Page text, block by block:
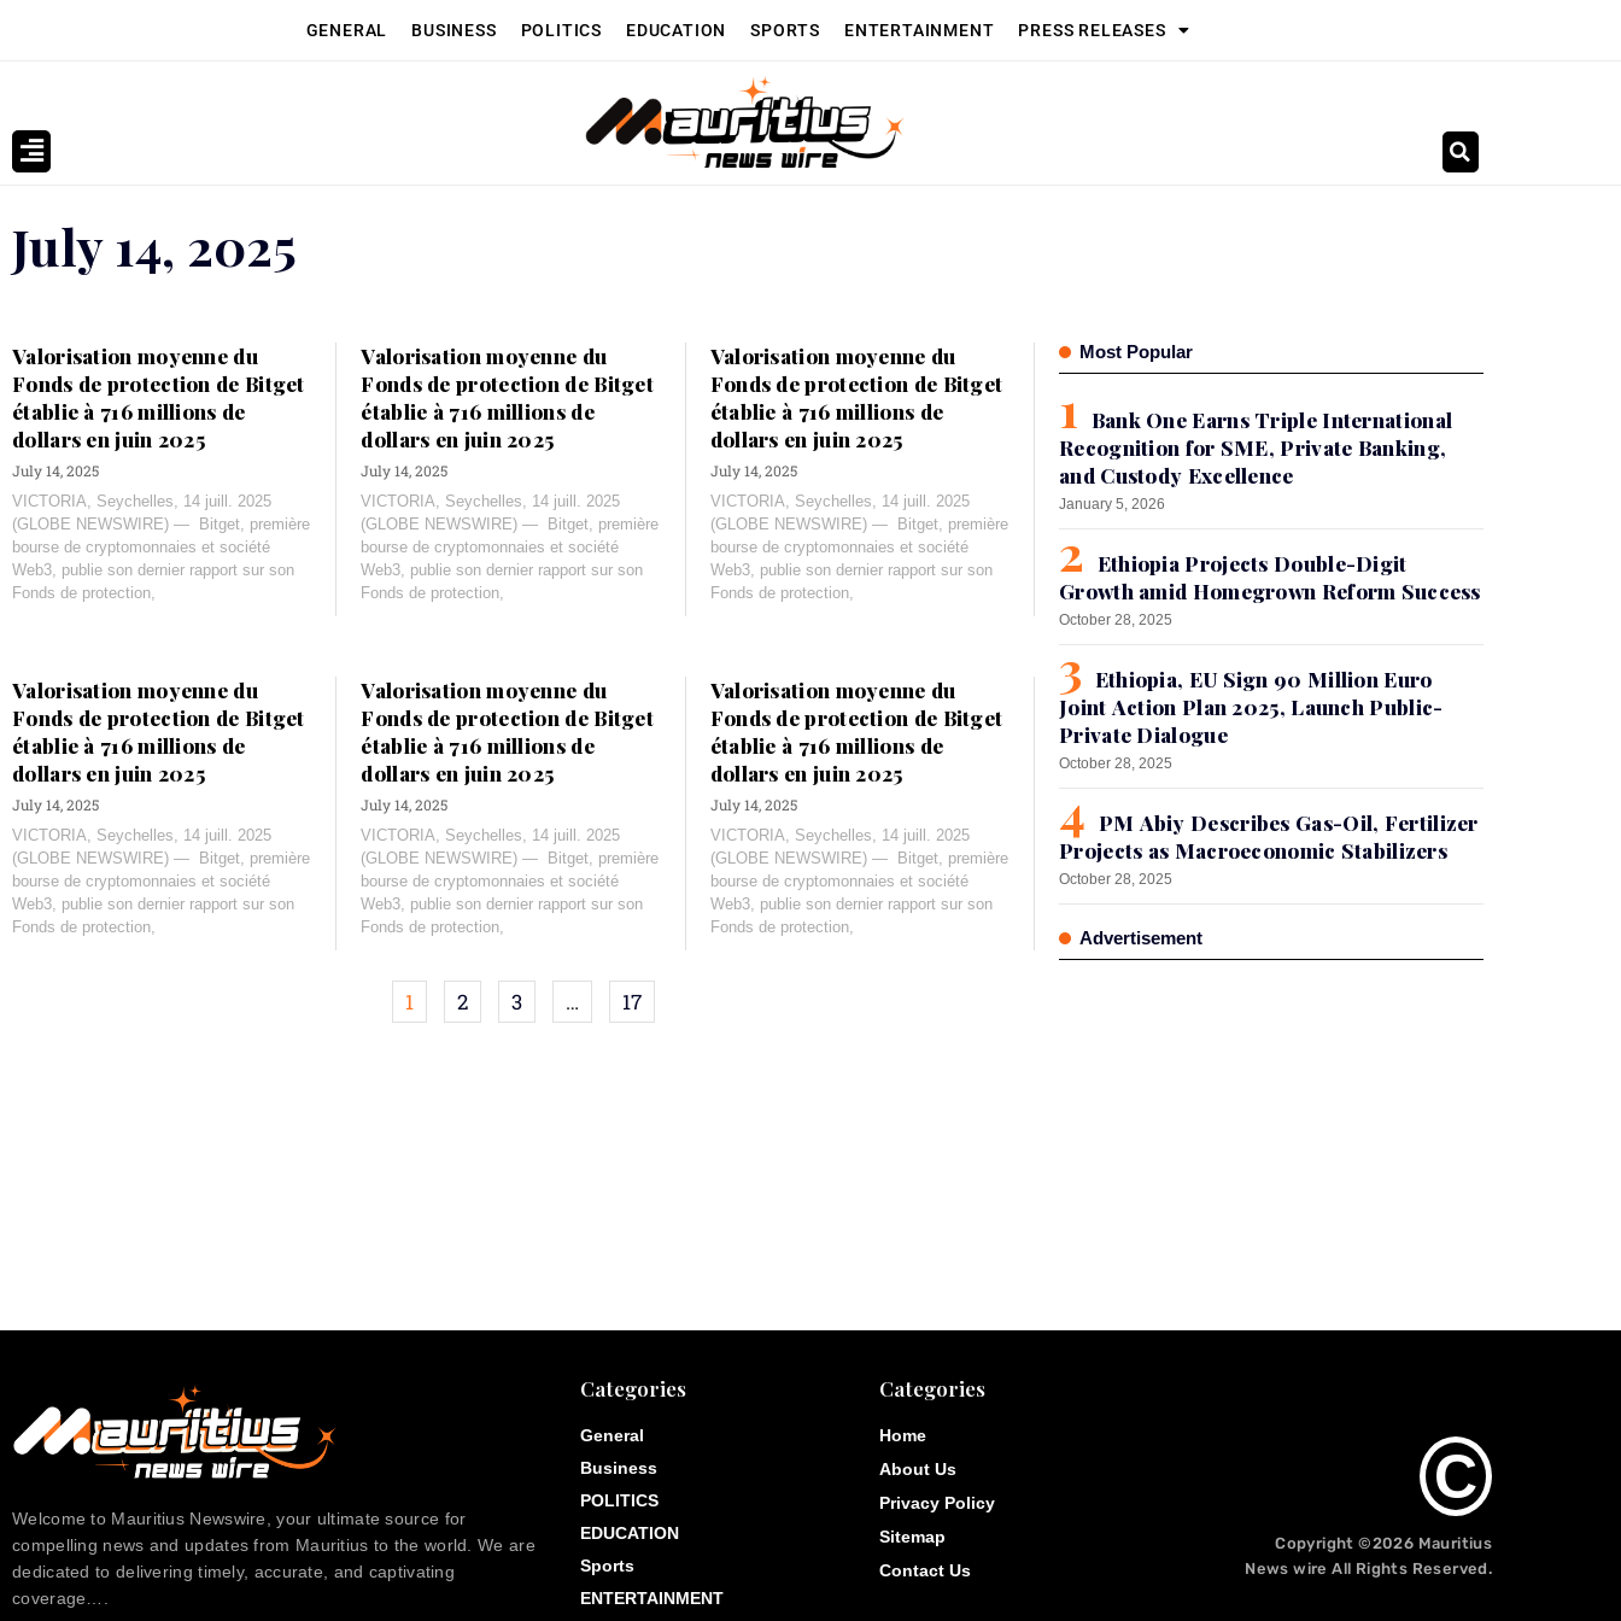
GENERAL BUSINESS POLITICS EDUCATION SPORTS ENTERTAINMENT PRESS RELEASES
July 14, 2025
Valorisation moyenne du
Fonds de protection de Bitget
établie à 716 millions de
dollars en juin 2025
July 14, 2025
VICTORIA, Seychelles, 14 juill. 2025
(GLOBE NEWSWIRE) — Bitget, première
bourse de cryptomonnaies et société
Web3, publie son dernier rapport sur son
Fonds de protection,
Valorisation moyenne du
Fonds de protection de Bitget
établie à 716 millions de
dollars en juin 2025
July 14, 2025
VICTORIA, Seychelles, 14 juill. 2025
(GLOBE NEWSWIRE) — Bitget, première
bourse de cryptomonnaies et société
Web3, publie son dernier rapport sur son
Fonds de protection,
Valorisation moyenne du
Fonds de protection de Bitget
établie à 716 millions de
dollars en juin 2025
July 14, 2025
VICTORIA, Seychelles, 14 juill. 2025
(GLOBE NEWSWIRE) — Bitget, première
bourse de cryptomonnaies et société
Web3, publie son dernier rapport sur son
Fonds de protection,
Valorisation moyenne du
Fonds de protection de Bitget
établie à 716 millions de
dollars en juin 2025
July 14, 2025
VICTORIA, Seychelles, 14 juill. 2025
(GLOBE NEWSWIRE) — Bitget, première
bourse de cryptomonnaies et société
Web3, publie son dernier rapport sur son
Fonds de protection,
Valorisation moyenne du
Fonds de protection de Bitget
établie à 716 millions de
dollars en juin 2025
July 14, 2025
VICTORIA, Seychelles, 14 juill. 2025
(GLOBE NEWSWIRE) — Bitget, première
bourse de cryptomonnaies et société
Web3, publie son dernier rapport sur son
Fonds de protection,
Valorisation moyenne du
Fonds de protection de Bitget
établie à 716 millions de
dollars en juin 2025
July 14, 2025
VICTORIA, Seychelles, 14 juill. 2025
(GLOBE NEWSWIRE) — Bitget, première
bourse de cryptomonnaies et société
Web3, publie son dernier rapport sur son
Fonds de protection,
1 2 3 … 17
Most Popular
Recognition for SME, Private Banking,
and Custody Excellence
January 5, 2026
Growth amid Homegrown Reform Success
October 28, 2025
Joint Action Plan 2025, Launch Public-
Private Dialogue
October 28, 2025
Projects as Macroeconomic Stabilizers
October 28, 2025
Advertisement
Welcome to Mauritius Newswire, your ultimate source for
compelling news and updates from Mauritius to the world. We are
dedicated to delivering timely, accurate, and captivating
coverage….
Categories
General
Business
POLITICS
EDUCATION
Sports
ENTERTAINMENT
Categories
Home
About Us
Privacy Policy
Sitemap
Contact Us
C
Copyright ©2026 Mauritius
News wireAll Rights Reserved.